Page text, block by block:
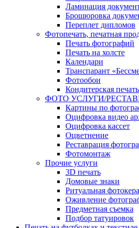
Ламинация
Брошюровка
Переплет дипломов
Фотопечать, печатная
Печать фотографий
Печать на холсте
Календари
Транспарант
Фотообои
Кондитерская печать
ФОТО УСЛУГИ/
Картины по
Оцифровка видео
Оцифровка кассет
Оцветнение
Реставрация
Фотомонтаж
Прочие услуги
3D печать
Домовые знаки
Ритуальная
Оживление
Предметная съемка
Подбор татуировок